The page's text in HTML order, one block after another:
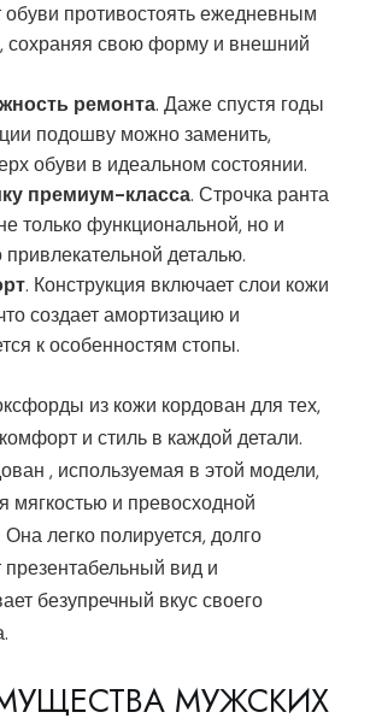
обуви противостоять ежедневным
сохраняя свою форму и внешний
ремонта. Даже спустя годы
подошву можно заменить,
обуви в идеальном состоянии.
премиум-класса. Строчка ранта
только функциональной, но и
привлекательной деталью.
. Конструкция включает слои кожи
создает амортизацию и
к особенностям стопы.
из кожи кордован для тех,
и стиль в каждой детали.
, используемая в этой модели,
мягкостью и превосходной
Она легко полируется, долго
презентабельный вид и
безупречный вкус своего
МУЖСКИХ